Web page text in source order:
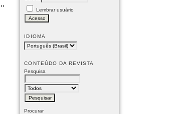
Lembrar usuário
IDIOMA
CONTEÚDO DA REVISTA
Pesquisa
Procurar